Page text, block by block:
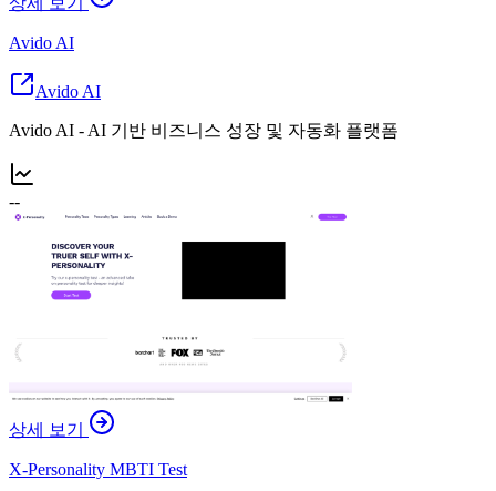
Avido AI
Avido AI
Avido AI - AI 기반 비즈니스 성장 및 자동화 플랫폼
--
상세 보기
X-Personality MBTI Test